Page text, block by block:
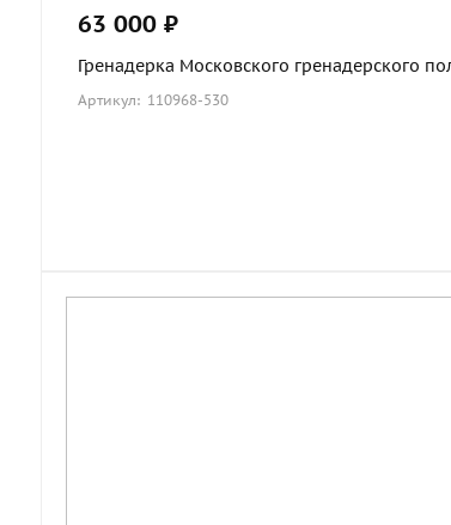
63 000 ₽
Гренадерка Московского гренадерского
Артикул: 110968-530